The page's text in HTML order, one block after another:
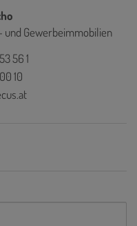
Gewerbeimmobilien
56 1
10